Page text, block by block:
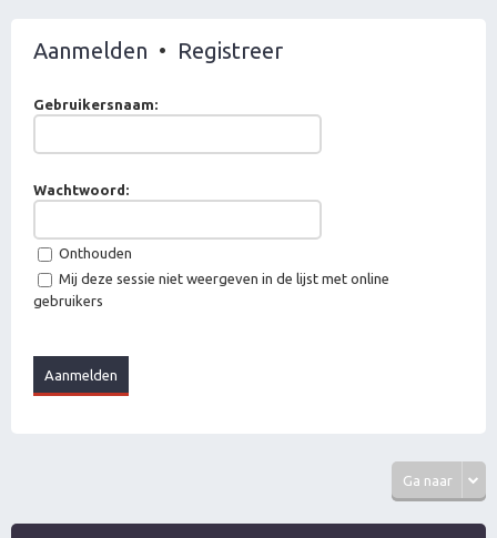
Aanmelden • Registreer
Gebruikersnaam:
Wachtwoord:
Onthouden
Mij deze sessie niet weergeven in de lijst met online
gebruikers
Ga naar